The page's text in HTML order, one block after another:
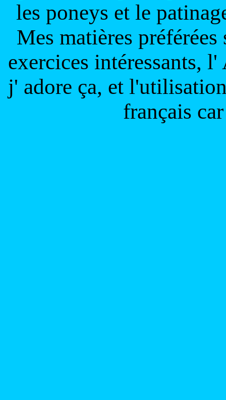
les poneys et le
Mes matières
exercices intéressants,
j' adore ça, et
français